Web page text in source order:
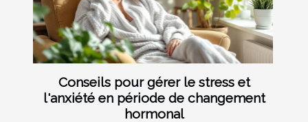
Conseils pour gérer le stress et
l'anxiété en période de changement
hormonal